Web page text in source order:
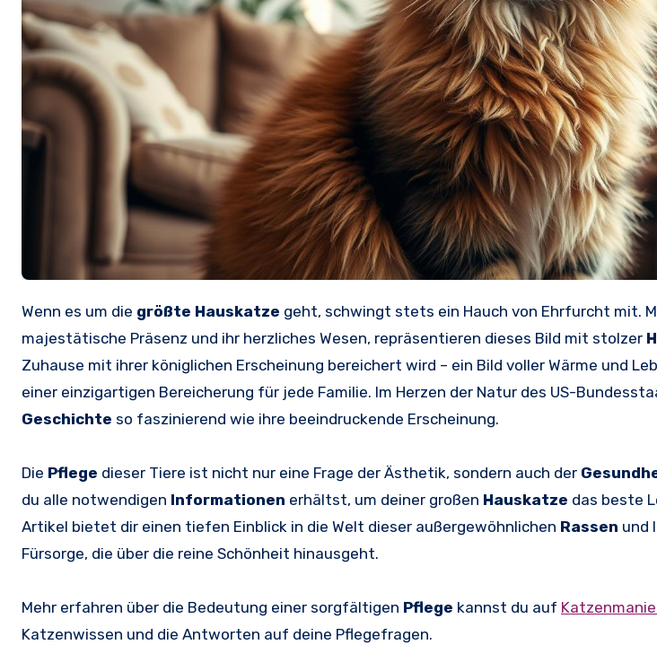
Wenn es um die größte Hauskatze geht, schwingt stets ein Hauch von Ehrfurcht mit.
majestätische Präsenz und ihr herzliches Wesen, repräsentieren dieses Bild mit stolzer
Zuhause mit ihrer königlichen Erscheinung bereichert wird – ein Bild voller Wärme und
einer einzigartigen Bereicherung für jede Familie. Im Herzen der Natur des US-
Geschichte so faszinierend wie ihre beeindruckende Erscheinung.
Die Pflege dieser Tiere ist nicht nur eine Frage der Ästhetik, sondern auch der
du alle notwendigen Informationen erhältst, um deiner großen Hauskatze das beste
Artikel bietet dir einen tiefen Einblick in die Welt dieser außergewöhnlichen Rassen und
Fürsorge, die über die reine Schönheit hinausgeht.
Mehr erfahren über die Bedeutung einer sorgfältigen Pflege kannst du auf
Katzenwissen und die Antworten auf deine Pflegefragen.